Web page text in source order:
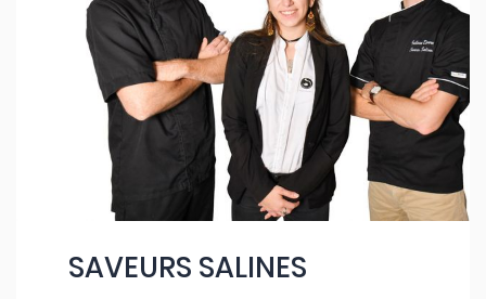
SAVEURS SALINES